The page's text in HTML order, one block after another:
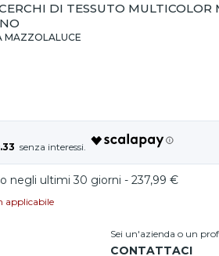
DI TESSUTO MULTICOLOR
MAZZOLALUCE
negli ultimi 30 giorni - 237,99 €
applicabile
Sei un'azienda o un